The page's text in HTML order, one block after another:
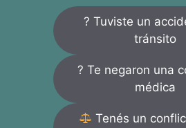
? Tuviste un
tránsito
? Te negaron una
médica
Tenés un